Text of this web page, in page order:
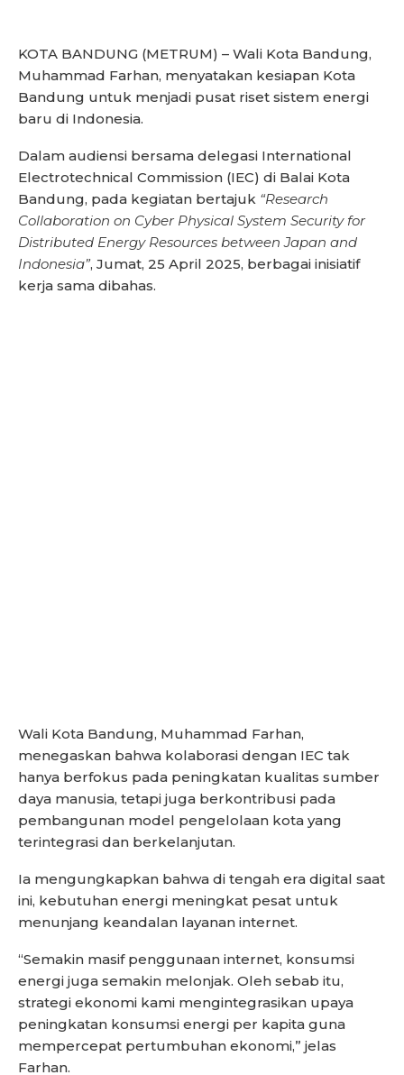
KOTA BANDUNG (METRUM) – Wali Kota Bandung,
Muhammad Farhan, menyatakan kesiapan Kota
Bandung untuk menjadi pusat riset sistem energi
baru di Indonesia.
Dalam audiensi bersama delegasi International
Electrotechnical Commission (IEC) di Balai Kota
Bandung, pada kegiatan bertajuk “Research
Collaboration on Cyber Physical System Security for
Distributed Energy Resources between Japan and
Indonesia”, Jumat, 25 April 2025, berbagai inisiatif
kerja sama dibahas.
Wali Kota Bandung, Muhammad Farhan,
menegaskan bahwa kolaborasi dengan IEC tak
hanya berfokus pada peningkatan kualitas sumber
daya manusia, tetapi juga berkontribusi pada
pembangunan model pengelolaan kota yang
terintegrasi dan berkelanjutan.
Ia mengungkapkan bahwa di tengah era digital saat
ini, kebutuhan energi meningkat pesat untuk
menunjang keandalan layanan internet.
“Semakin masif penggunaan internet, konsumsi
energi juga semakin melonjak. Oleh sebab itu,
strategi ekonomi kami mengintegrasikan upaya
peningkatan konsumsi energi per kapita guna
mempercepat pertumbuhan ekonomi,” jelas
Farhan.